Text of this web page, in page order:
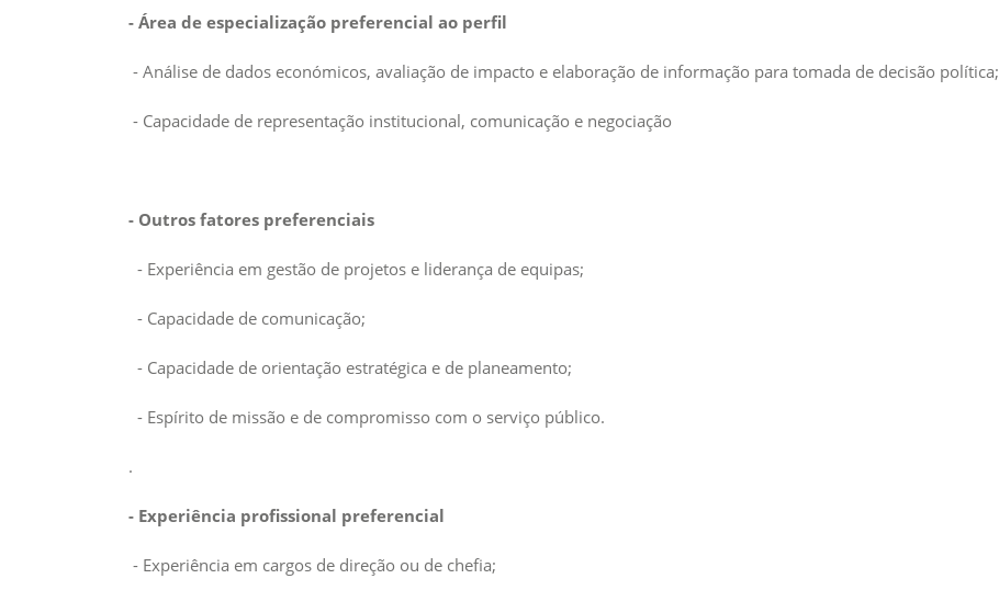
- Área de especialização preferencial ao perfil
- Análise de dados económicos, avaliação de impacto e elaboração de informação para tomada de decisão política;
- Capacidade de representação institucional, comunicação e negociação
- Outros fatores preferenciais
- Experiência em gestão de projetos e liderança de equipas;
- Capacidade de comunicação;
- Capacidade de orientação estratégica e de planeamento;
- Espírito de missão e de compromisso com o serviço público.
.
- Experiência profissional preferencial
- Experiência em cargos de direção ou de chefia;